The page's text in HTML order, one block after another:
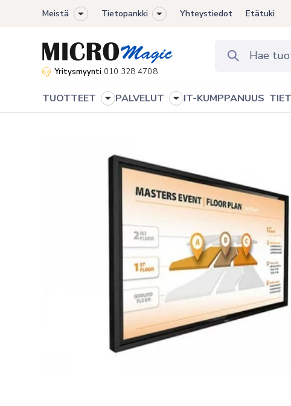
Meistä
Toggle
menu
Tietopankki
Toggle
menu
Yhteystiedot Etätuki
Yritysmyynti 010 328 4708
TUOTTEET
Toggle
PALVELUT
Toggle
IT-KUMPPANUUS